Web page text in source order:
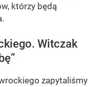
którzy będą
Witczak
zapytaliśmy